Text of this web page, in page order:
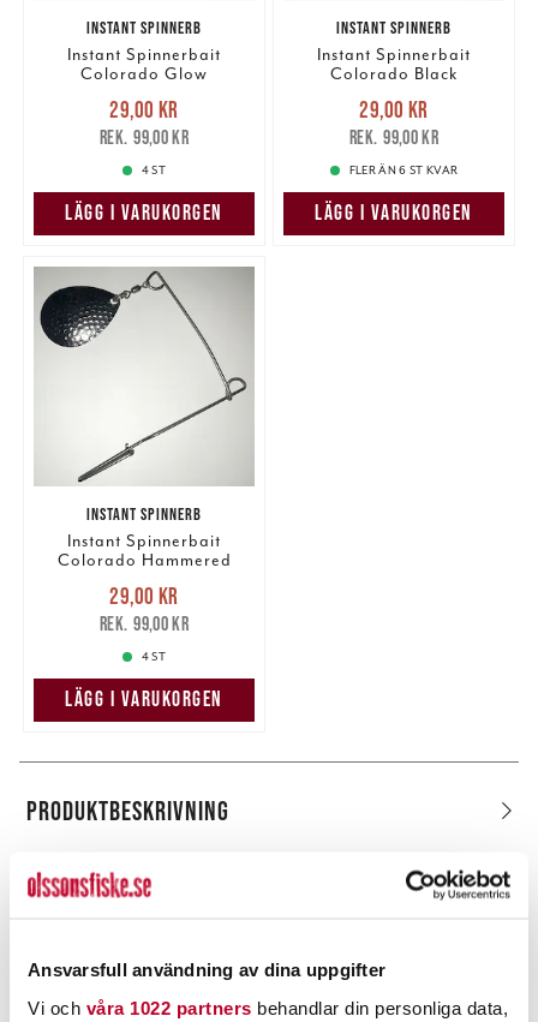
Ansvarsfull användning av dina uppgifter
Vi och våra 1022 partners behandlar din personliga data,
INSTANT SPINNERB
Instant Spinnerbait
Colorado Glow
Nuvarande pris
29,00 krTidigare pris
99,00 kr
29,00 kr
99,00 kr
4 ST
LÄGG I VARUKORGEN
INSTANT SPINNERB
Instant Spinnerbait
Colorado Black
Nuvarande pris
29,00 krTidigare pris
99,00 kr
29,00 kr
99,00 kr
FLER ÄN 6 ST KVAR
LÄGG I VARUKORGEN
INSTANT SPINNERB
Instant Spinnerbait
Colorado Hammered
Nuvarande pris
29,00 krTidigare pris
99,00 kr
29,00 kr
99,00 kr
4 ST
LÄGG I VARUKORGEN
PRODUKTBESKRIVNING
POPULÄRT JUST NU